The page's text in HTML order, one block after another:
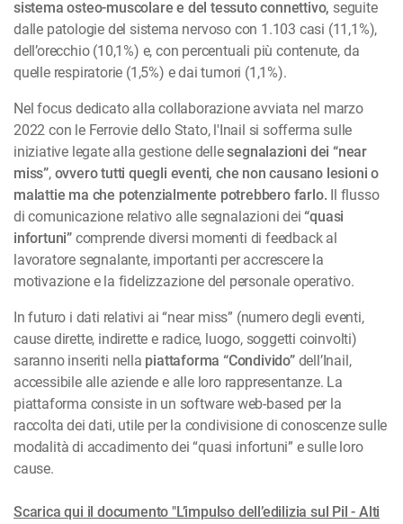
sistema osteo-muscolare e del tessuto connettivo, seguite
dalle patologie del sistema nervoso con 1.103 casi (11,1%),
dell’orecchio (10,1%) e, con percentuali più contenute, da
quelle respiratorie (1,5%) e dai tumori (1,1%).
Nel focus dedicato alla collaborazione avviata nel marzo
2022 con le Ferrovie dello Stato, l'Inail si sofferma sulle
iniziative legate alla gestione dellesegnalazioni dei “near
miss”,ovvero tutti quegli eventi, che non causano lesioni o
malattie ma che potenzialmente potrebbero farlo. Il flusso
di comunicazione relativo alle segnalazioni dei “quasi
infortuni” comprende diversi momenti di feedback al
lavoratore segnalante, importanti per accrescere la
motivazione e la fidelizzazione del personale operativo.
In futuro i dati relativi ai “near miss” (numero degli eventi,
cause dirette, indirette e radice, luogo, soggetti coinvolti)
saranno inseriti nella piattaforma “Condivido”dell’Inail,
accessibile alle aziende e alle loro rappresentanze. La
piattaforma consiste in un software web-based per la
raccolta dei dati, utile per la condivisione di conoscenze sulle
modalità di accadimento dei “quasi infortuni” e sulle loro
cause.
Scarica qui il documento "L’impulso dell’edilizia sul Pil - Alti